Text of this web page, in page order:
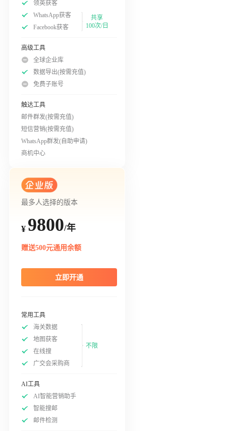
领英获客
WhatsApp获客
Facebook获客
共享
100次/日
高级工具
全球企业库
数据导出(按需充值)
免费子账号
触达工具
邮件群发(按需充值)
短信营销(按需充值)
WhatsApp群发(自助申请)
商机中心
最多人选择的版本
¥ 9800/年
赠送500元通用余额
立即开通
常用工具
海关数据
地图获客
在线搜
广交会采购商
不限
AI工具
AI智能营销助手
智能搜邮
邮件检测